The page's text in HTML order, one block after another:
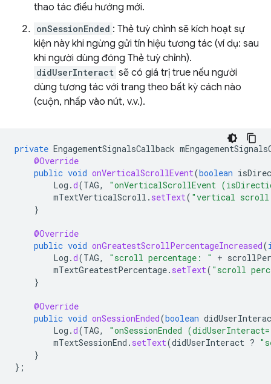
thao tác điều hướng mới.
onSessionEnded : Thẻ tuỳ chỉnh sẽ kích hoạt sự
kiện này khi ngừng gửi tín hiệu tương tác (ví dụ: sau
khi người dùng đóng Thẻ tuỳ chỉnh).
didUserInteract sẽ có giá trị true nếu người
dùng tương tác với trang theo bất kỳ cách nào
(cuộn, nhấp vào nút, v.v.).
private EngagementSignalsCallback
@Override
public void onVerticalScrollEvent(boolean
Log .d(TAG,
"onVerticalScrollEvent
mTextVerticalScroll . setText( "vertical
}
@Override
public void onGreatestScrollPercentageIncreased(
Log .d(TAG, "scroll percentage: " +
mTextGreatestPercentage. setText( "scroll
}
@Override
public void onSessionEnded(boolean
Log .d(TAG,
"onSessionEnded
mTextSessionEnd . setText(didUserInteract ?
}
};